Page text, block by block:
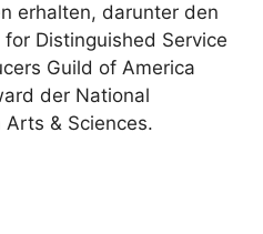
erhalten, darunter den
Distinguished Service
Guild of America
der National
& Sciences.